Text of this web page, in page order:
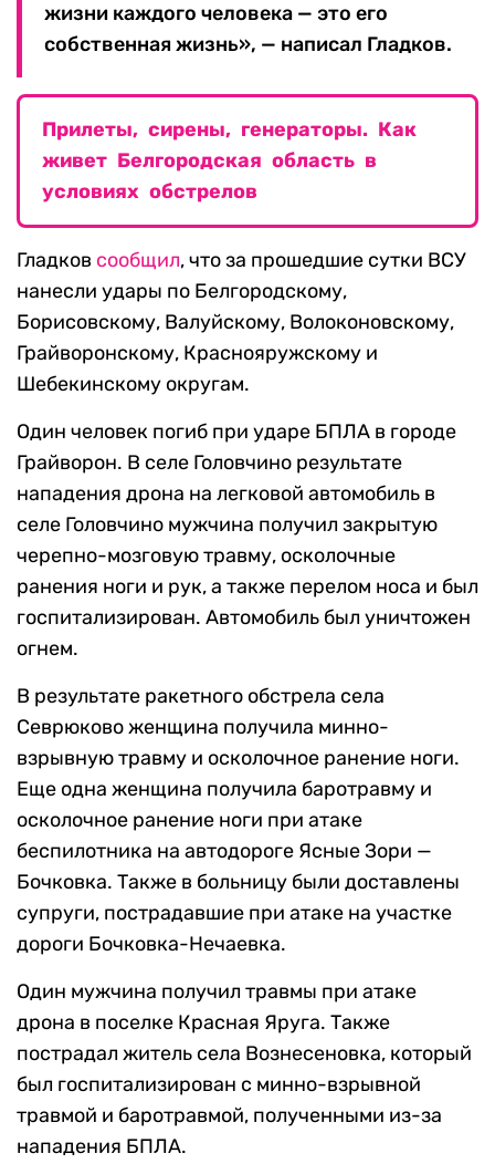
жизни каждого человека — это его
собственная жизнь», — написал Гладков.
Прилеты, сирены, генераторы. Как
живет Белгородская область в
условиях обстрелов
Гладков сообщил, что за прошедшие сутки ВСУ
нанесли удары по Белгородскому,
Борисовскому, Валуйскому, Волоконовскому,
Грайворонскому, Краснояружскому и
Шебекинскому округам.
Один человек погиб при ударе БПЛА в городе
Грайворон. В селе Головчино результате
нападения дрона на легковой автомобиль в
селе Головчино мужчина получил закрытую
черепно-мозговую травму, осколочные
ранения ноги и рук, а также перелом носа и был
госпитализирован. Автомобиль был уничтожен
огнем.
В результате ракетного обстрела села
Севрюково женщина получила минно-
взрывную травму и осколочное ранение ноги.
Еще одна женщина получила баротравму и
осколочное ранение ноги при атаке
беспилотника на автодороге Ясные Зори —
Бочковка. Также в больницу были доставлены
супруги, пострадавшие при атаке на участке
дороги Бочковка-Нечаевка.
Один мужчина получил травмы при атаке
дрона в поселке Красная Яруга. Также
пострадал житель села Вознесеновка, который
был госпитализирован с минно-взрывной
травмой и баротравмой, полученными из-за
нападения БПЛА.